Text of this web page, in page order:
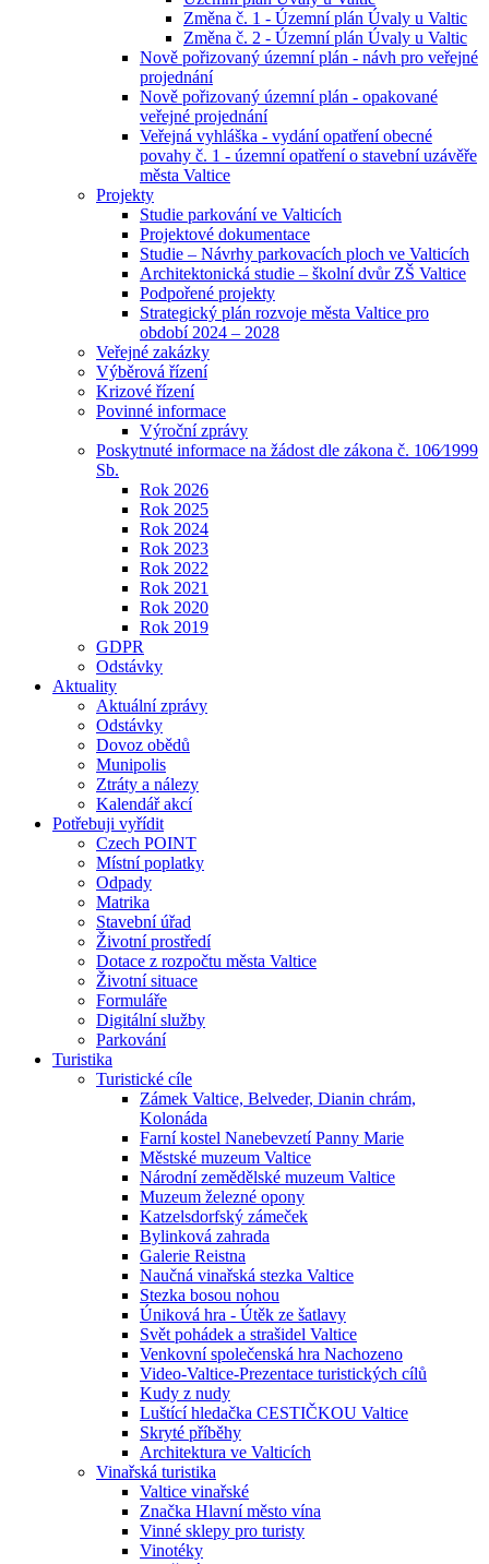
Změna č. 1 - Územní plán Úvaly u Valtic
Změna č. 2 - Územní plán Úvaly u Valtic
Nově pořizovaný územní plán - návh pro veřejné
projednání
Nově pořizovaný územní plán - opakované
veřejné projednání
Veřejná vyhláška - vydání opatření obecné
povahy č. 1 - územní opatření o stavební uzávěře
města Valtice
Projekty
Studie parkování ve Valticích
Projektové dokumentace
Studie – Návrhy parkovacích ploch ve Valticích
Architektonická studie – školní dvůr ZŠ Valtice
Podpořené projekty
Strategický plán rozvoje města Valtice pro
období 2024 – 2028
Veřejné zakázky
Výběrová řízení
Krizové řízení
Povinné informace
Výroční zprávy
Poskytnuté informace na žádost dle zákona č. 106⁄1999
Sb.
Rok 2026
Rok 2025
Rok 2024
Rok 2023
Rok 2022
Rok 2021
Rok 2020
Rok 2019
GDPR
Odstávky
Aktuality
Aktuální zprávy
Odstávky
Dovoz obědů
Munipolis
Ztráty a nálezy
Kalendář akcí
Potřebuji vyřídit
Czech POINT
Místní poplatky
Odpady
Matrika
Stavební úřad
Životní prostředí
Dotace z rozpočtu města Valtice
Životní situace
Formuláře
Digitální služby
Parkování
Turistika
Turistické cíle
Zámek Valtice, Belveder, Dianin chrám,
Kolonáda
Farní kostel Nanebevzetí Panny Marie
Městské muzeum Valtice
Národní zemědělské muzeum Valtice
Muzeum železné opony
Katzelsdorfský zámeček
Bylinková zahrada
Galerie Reistna
Naučná vinařská stezka Valtice
Stezka bosou nohou
Úniková hra - Útěk ze šatlavy
Svět pohádek a strašidel Valtice
Venkovní společenská hra Nachozeno
Video-Valtice-Prezentace turistických cílů
Kudy z nudy
Luštící hledačka CESTIČKOU Valtice
Skryté příběhy
Architektura ve Valticích
Vinařská turistika
Valtice vinařské
Značka Hlavní město vína
Vinné sklepy pro turisty
Vinotéky